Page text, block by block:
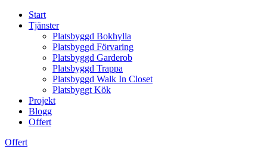
Start
Tjänster
Platsbyggd Bokhylla
Platsbyggd Förvaring
Platsbyggd Garderob
Platsbyggd Trappa
Platsbyggd Walk In Closet
Platsbyggt Kök
Projekt
Blogg
Offert
Offert